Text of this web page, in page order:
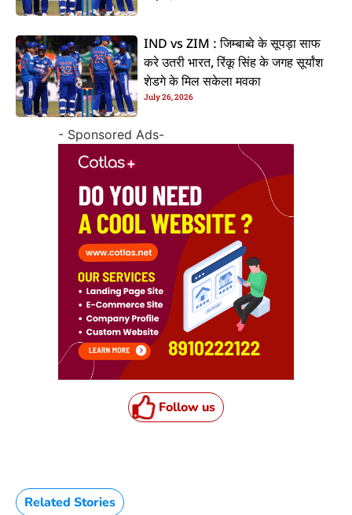
IND vs ZIM : जिम्बाब्वे के सूपड़ा साफ
करे उतरी भारत, रिंकू सिंह के जगह सूर्यांश
शेडगे के मिल सकेला मवका
July 26, 2026
- Sponsored Ads-
Follow us
Related Stories